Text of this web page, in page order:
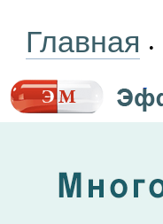
Главная •